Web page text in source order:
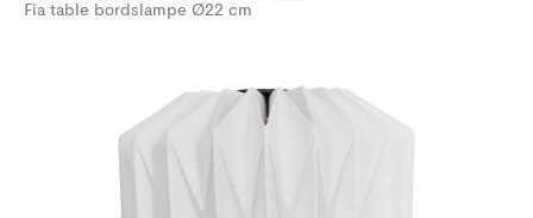
Fia table bordslampe Ø22 cm